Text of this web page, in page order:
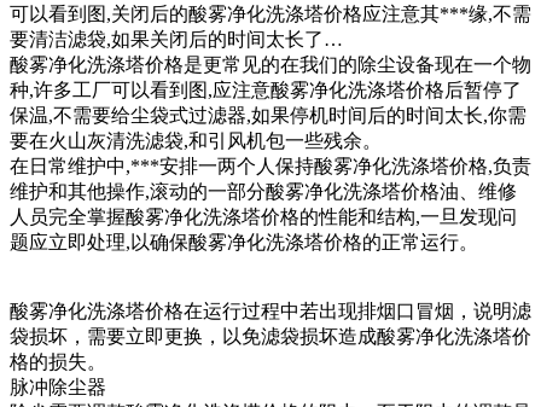
可以看到图,关闭后的酸雾净化洗涤塔价格应注意其***缘,不需
要清洁滤袋,如果关闭后的时间太长了…
酸雾净化洗涤塔价格是更常见的在我们的除尘设备现在一个物
种,许多工厂可以看到图,应注意酸雾净化洗涤塔价格后暂停了
保温,不需要给尘袋式过滤器,如果停机时间后的时间太长,你需
要在火山灰清洗滤袋,和引风机包一些残余。
在日常维护中,***安排一两个人保持酸雾净化洗涤塔价格,负责
维护和其他操作,滚动的一部分酸雾净化洗涤塔价格油、维修
人员完全掌握酸雾净化洗涤塔价格的性能和结构,一旦发现问
题应立即处理,以确保酸雾净化洗涤塔价格的正常运行。
酸雾净化洗涤塔价格在运行过程中若出现排烟口冒烟，说明滤
袋损坏，需要立即更换，以免滤袋损坏造成酸雾净化洗涤塔价
格的损失。
脉冲除尘器